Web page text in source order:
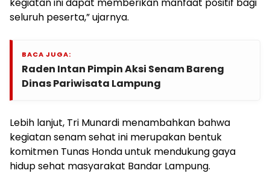
seluruh peserta,” ujarnya.
BACA JUGA:
Raden Intan Pimpin Aksi Senam Bareng
Dinas Pariwisata Lampung
Lebih lanjut, Tri Munardi menambahkan bahwa
kegiatan senam sehat ini merupakan bentuk
komitmen Tunas Honda untuk mendukung gaya
hidup sehat masyarakat Bandar Lampung.